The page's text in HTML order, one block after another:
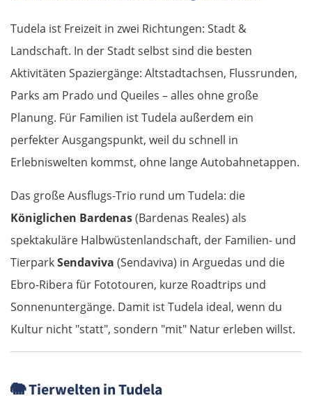
Tudela ist Freizeit in zwei Richtungen: Stadt &
Landschaft. In der Stadt selbst sind die besten
Aktivitäten Spaziergänge: Altstadtachsen, Flussrunden,
Parks am Prado und Queiles – alles ohne große
Planung. Für Familien ist Tudela außerdem ein
perfekter Ausgangspunkt, weil du schnell in
Erlebniswelten kommst, ohne lange Autobahnetappen.
Das große Ausflugs-Trio rund um Tudela: die
Königlichen Bardenas(Bardenas Reales) als
spektakuläre Halbwüstenlandschaft, der Familien- und
TierparkSendaviva (Sendaviva) in Arguedas und die
Ebro-Ribera für Fototouren, kurze Roadtrips und
Sonnenuntergänge. Damit ist Tudela ideal, wenn du
Kultur nicht "statt", sondern "mit" Natur erleben willst.
🐘Tierwelten in Tudela
Amstetten
St. Pölten
Wien
Slowakei
Trnava
Nové Zámky
Ungarn Nord